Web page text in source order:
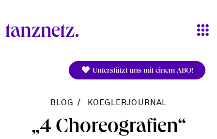
Unterstützt uns mit einem ABO!
BLOG KOEGLERJOURNAL
„4 Choreografien“